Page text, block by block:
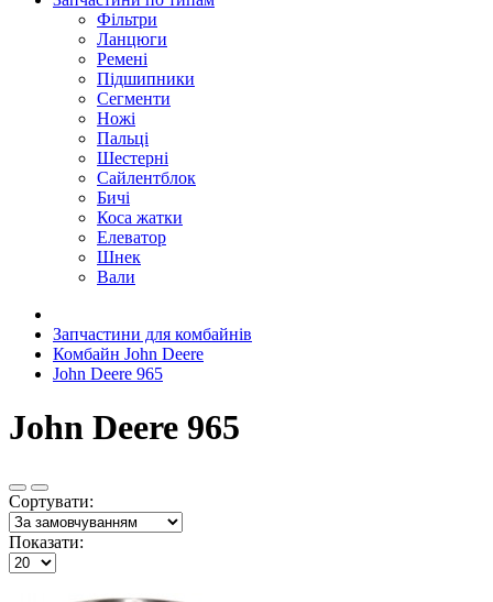
Фільтри
Ланцюги
Ремені
Підшипники
Сегменти
Ножі
Пальці
Шестерні
Сайлентблок
Бичі
Коса жатки
Елеватор
Шнек
Вали
Запчастини для комбайнів
Комбайн John Deere
John Deere 965
John Deere 965
Сортувати:
Показати: